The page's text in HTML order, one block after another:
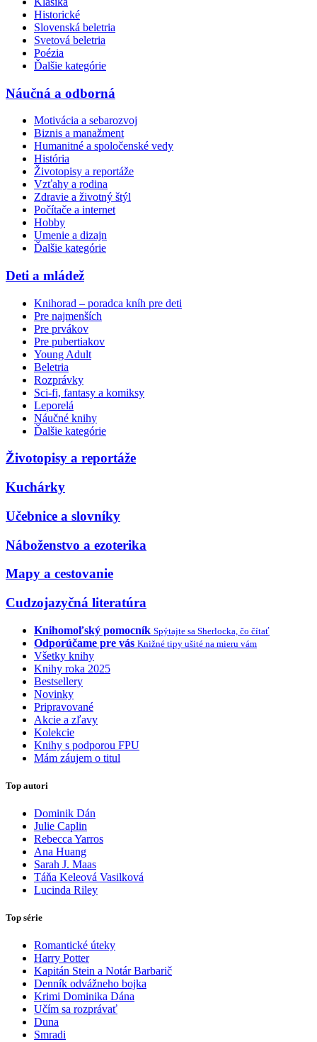
Historické
Slovenská beletria
Svetová beletria
Poézia
Ďalšie kategórie
Náučná a odborná
Motivácia a sebarozvoj
Biznis a manažment
Humanitné a spoločenské vedy
História
Životopisy a reportáže
Vzťahy a rodina
Zdravie a životný štýl
Počítače a internet
Hobby
Umenie a dizajn
Ďalšie kategórie
Deti a mládež
Knihorad – poradca kníh pre deti
Pre najmenších
Pre prvákov
Pre pubertiakov
Young Adult
Beletria
Rozprávky
Sci-fi, fantasy a komiksy
Leporelá
Náučné knihy
Ďalšie kategórie
Životopisy a reportáže
Kuchárky
Učebnice a slovníky
Náboženstvo a ezoterika
Mapy a cestovanie
Cudzojazyčná literatúra
Knihomoľský pomocník Spýtajte sa Sherlocka, čo čítať
Odporúčame pre vás Knižné tipy ušité na mieru vám
Všetky knihy
Knihy roka 2025
Bestsellery
Novinky
Pripravované
Akcie a zľavy
Kolekcie
Knihy s podporou FPU
Mám záujem o titul
Top autori
Dominik Dán
Julie Caplin
Rebecca Yarros
Ana Huang
Sarah J. Maas
Táňa Keleová Vasilková
Lucinda Riley
Top série
Romantické úteky
Harry Potter
Kapitán Stein a Notár Barbarič
Denník odvážneho bojka
Krimi Dominika Dána
Učím sa rozprávať
Duna
Smradi